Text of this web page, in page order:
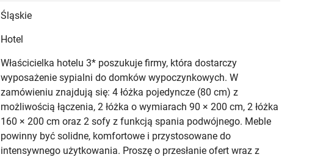
Śląskie
Hotel
Właścicielka hotelu 3* poszukuje firmy, która dostarczy
wyposażenie sypialni do domków wypoczynkowych. W
zamówieniu znajdują się: 4 łóżka pojedyncze (80 cm) z
możliwością łączenia, 2 łóżka o wymiarach 90 × 200 cm, 2 łóżka
160 × 200 cm oraz 2 sofy z funkcją spania podwójnego. Meble
powinny być solidne, komfortowe i przystosowane do
intensywnego użytkowania. Proszę o przesłanie ofert wraz z